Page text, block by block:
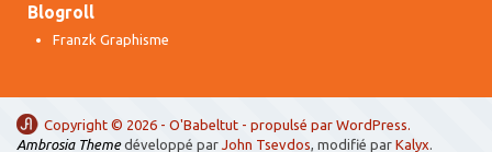
Blogroll
Franzk Graphisme
Copyright © 2026 - O'Babeltut - propulsé par WordPress.
Ambrosia Themedéveloppé par John Tsevdos, modifié par Kalyx.